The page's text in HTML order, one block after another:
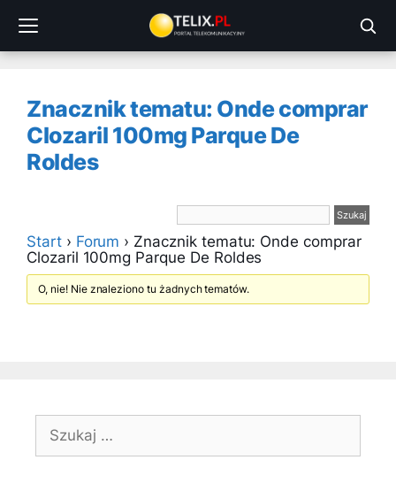
treści
Znacznik tematu: Onde comprar
Clozaril 100mg Parque De
Roldes
Start › Forum › Znacznik tematu: Onde comprar
Clozaril 100mg Parque De Roldes
O, nie! Nie znaleziono tu żadnych tematów.
Szukaj: